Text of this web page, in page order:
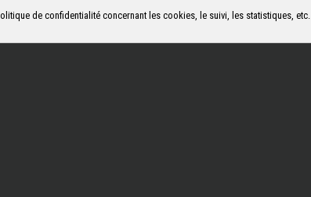
de confidentialité concernant les cookies, le suivi, les statistiques, etc.
Outre son
la Provence, de la